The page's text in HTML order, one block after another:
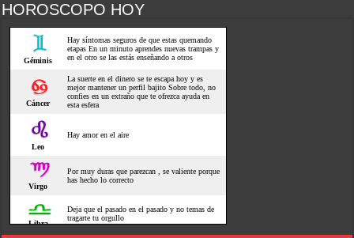
HOROSCOPO HOY